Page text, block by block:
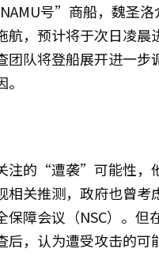
号”商船，魏圣洛
航，预计将于次日凌晨
团队将登船展开进一步
注的“遭袭”可能性，
相关推测，政府也曾考
保障会议（NSC）。但
后，认为遭受攻击的可